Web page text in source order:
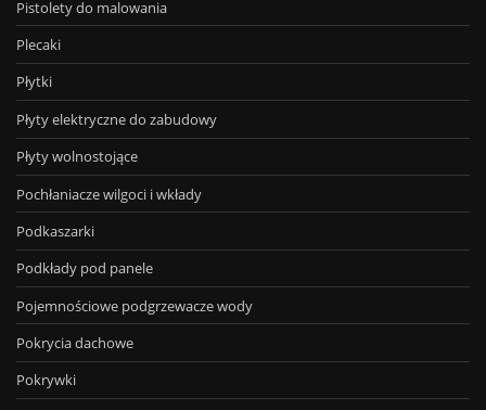
Pistolety do malowania
Plecaki
Płytki
Płyty elektryczne do zabudowy
Płyty wolnostojące
Pochłaniacze wilgoci i wkłady
Podkaszarki
Podkłady pod panele
Pojemnościowe podgrzewacze wody
Pokrycia dachowe
Pokrywki